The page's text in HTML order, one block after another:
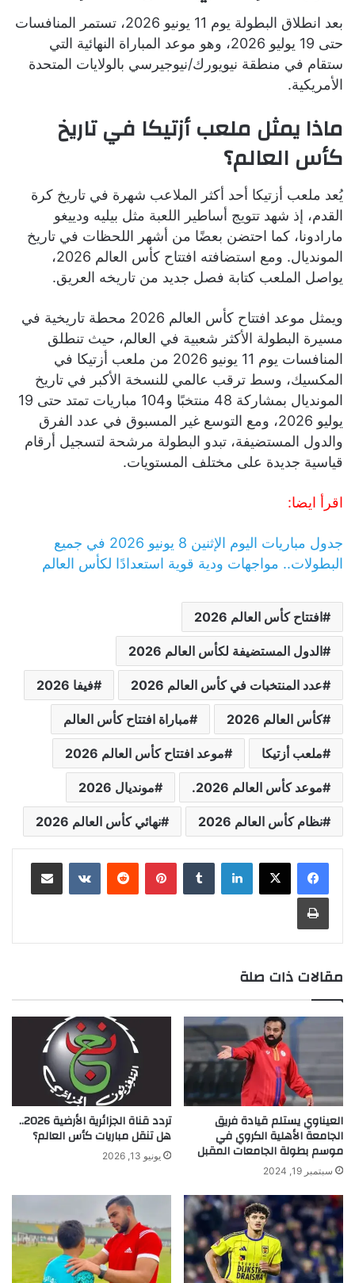
بعد انطلاق البطولة يوم 11 يونيو 2026، تستمر المنافسات
حتى 19 يوليو 2026، وهو موعد المباراة النهائية التي
ستقام في منطقة نيويورك/نيوجيرسي بالولايات المتحدة
الأمريكية.
ماذا يمثل ملعب أزتيكا في تاريخ
كأس العالم؟
يُعد ملعب أزتيكا أحد أكثر الملاعب شهرة في تاريخ كرة
القدم، إذ شهد تتويج أساطير اللعبة مثل بيليه ودييغو
مارادونا، كما احتضن بعضًا من أشهر اللحظات في تاريخ
المونديال. ومع استضافته افتتاح كأس العالم 2026،
يواصل الملعب كتابة فصل جديد من تاريخه العريق.
ويمثل موعد افتتاح كأس العالم 2026 محطة تاريخية في
مسيرة البطولة الأكثر شعبية في العالم، حيث تنطلق
المنافسات يوم 11 يونيو 2026 من ملعب أزتيكا في
المكسيك، وسط ترقب عالمي للنسخة الأكبر في تاريخ
المونديال بمشاركة 48 منتخبًا و104 مباريات تمتد حتى 19
يوليو 2026، ومع التوسع غير المسبوق في عدد الفرق
والدول المستضيفة، تبدو البطولة مرشحة لتسجيل أرقام
قياسية جديدة على مختلف المستويات.
اقرأ ايضا:
جدول مباريات اليوم الإثنين 8 يونيو 2026 في جميع
البطولات.. مواجهات ودية قوية استعدادًا لكأس العالم
افتتاح كأس العالم 2026
الدول المستضيفة لكأس العالم 2026
عدد المنتخبات في كأس العالم 2026 فيفا 2026
كأس العالم 2026 مباراة افتتاح كأس العالم
ملعب أزتيكا موعد افتتاح كأس العالم 2026
موعد كأس العالم 2026. مونديال 2026
نظام كأس العالم 2026 نهائي كأس العالم 2026
لينكدإن بينتيريست مشاركة عبر البريد
طباعة
مقالات ذات صلة
العيناوي يستلم قيادة فريق
الجامعة الأهلية الكروي في
موسم بطولة الجامعات المقبل
سبتمبر 19, 2024
تردد قناة الجزائرية الأرضية 2026..
هل تنقل مباريات كأس العالم؟
يونيو 13, 2026